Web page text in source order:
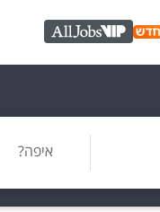
AllJobs VIP
איפה?